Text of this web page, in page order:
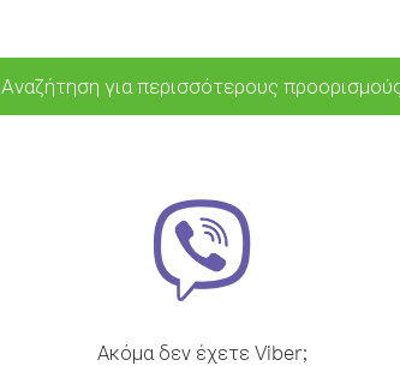
Αναζήτηση για περισσότερους
Ακόμα δεν έχετε Viber;